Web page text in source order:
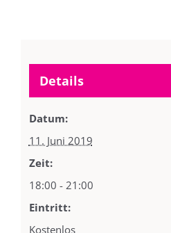
Details
Datum:
11. Juni 2019
Zeit:
18:00 - 21:00
Eintritt:
Kostenlos